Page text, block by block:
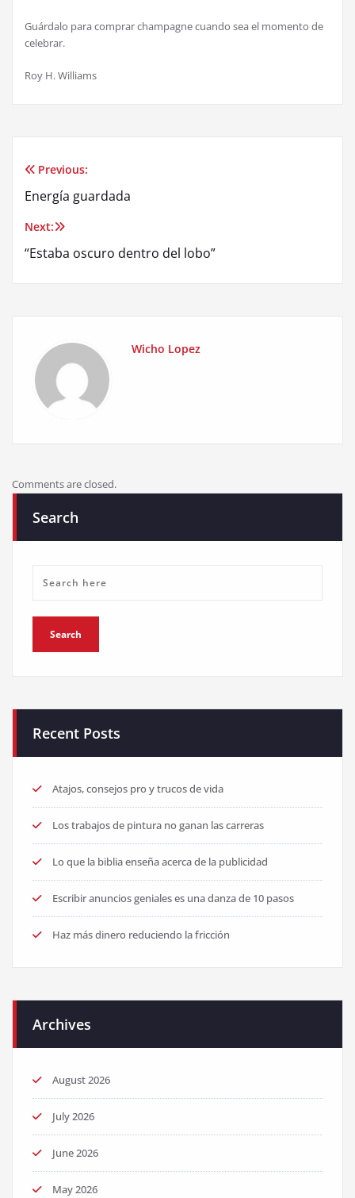
Guárdalo para comprar champagne cuando sea el momento de
celebrar.
Roy H. Williams
Post
navigation
Previous:
Energía guardada
Next:
“Estaba oscuro dentro del lobo”
Wicho Lopez
Comments are closed.
Search
Recent Posts
Atajos, consejos pro y trucos de vida
Los trabajos de pintura no ganan las carreras
Lo que la biblia enseña acerca de la publicidad
Escribir anuncios geniales es una danza de 10 pasos
Haz más dinero reduciendo la fricción
Archives
August 2026
July 2026
June 2026
May 2026